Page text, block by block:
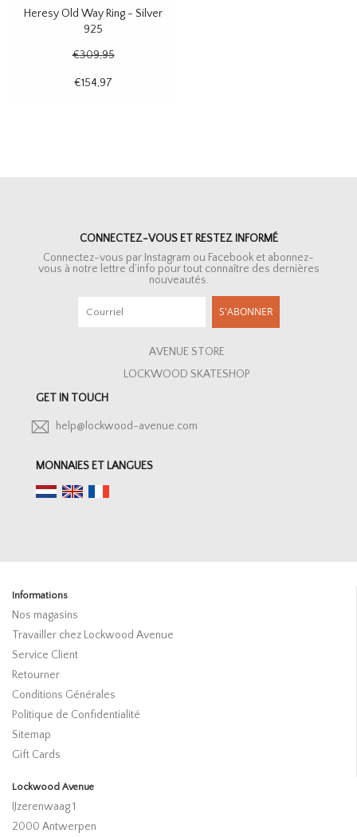
Heresy Old Way Ring - Silver
925
€309,95
€154,97
CONNECTEZ-VOUS ET RESTEZ INFORMÉ
Connectez-vous par Instagram ou Facebook et abonnez-
vous à notre lettre d’info pour tout connaître des dernières
nouveautés.
S'ABONNER
AVENUE STORE
LOCKWOOD SKATESHOP
GET IN TOUCH
help@lockwood-avenue.com
MONNAIES ET LANGUES
Informations
Nos magasins
Travailler chez Lockwood Avenue
Service Client
Retourner
Conditions Générales
Politique de Confidentialité
Sitemap
Gift Cards
Lockwood Avenue
IJzerenwaag 1
2000 Antwerpen